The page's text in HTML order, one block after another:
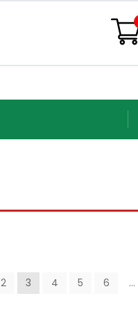
2 3 4 5 6 …